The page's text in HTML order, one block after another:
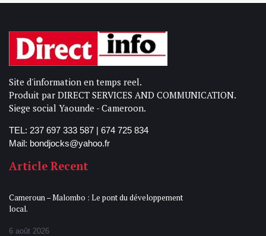
Site d'information en temps reel.
Produit par DIRECT SERVICES AND COMMUNICATION.
Siege social Yaounde - Cameroon.
TEL: 237 697 333 587 | 674 725 834
Mail: bondjocks@yahoo.fr
Article Recent
Cameroun – Malombo : Le pont du développement
local.
6 août 2026